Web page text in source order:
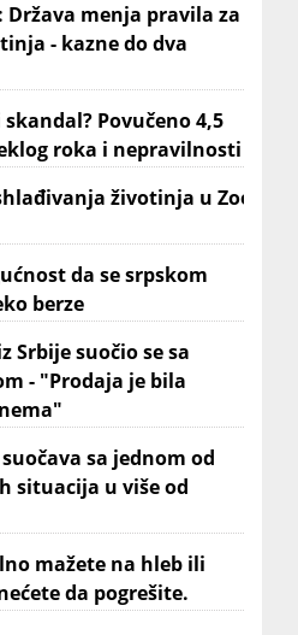
Država menja pravila za
- kazne do dva
Povučeno 4,5
roka i nepravilnosti
životinja u Zoo
da se srpskom
berze
Srbije suočio se sa
- "Prodaja je bila
sa jednom od
situacija u više od
mažete na hleb ili
da pogrešite.